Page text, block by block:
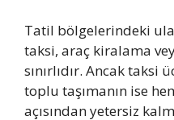
Tatil bölgelerindeki
taksi, araç kiralama
sınırlıdır. Ancak taksi
toplu taşımanın ise
açısından yetersiz